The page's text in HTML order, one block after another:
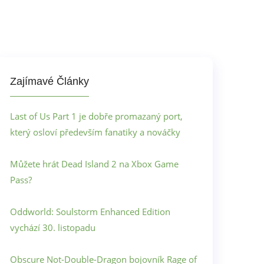
Zajímavé Články
Last of Us Part 1 je dobře promazaný port,
který osloví především fanatiky a nováčky
Můžete hrát Dead Island 2 na Xbox Game
Pass?
Oddworld: Soulstorm Enhanced Edition
vychází 30. listopadu
Obscure Not-Double-Dragon bojovník Rage of